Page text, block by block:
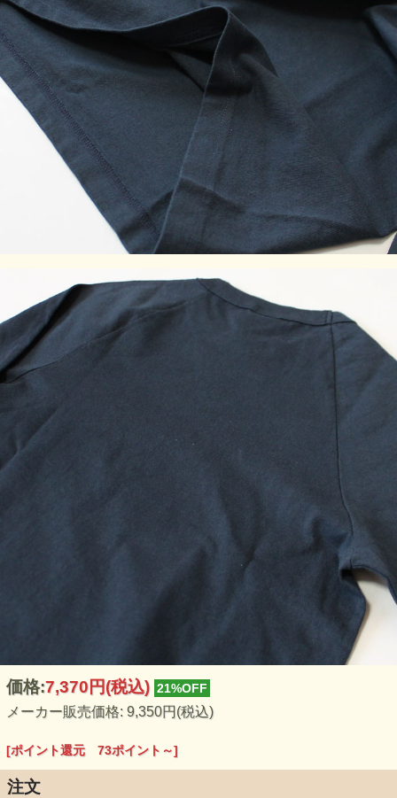
価格:7,370円(税込) 21%OFF
メーカー販売価格: 9,350円(税込)
[ポイント還元 73ポイント～]
注文